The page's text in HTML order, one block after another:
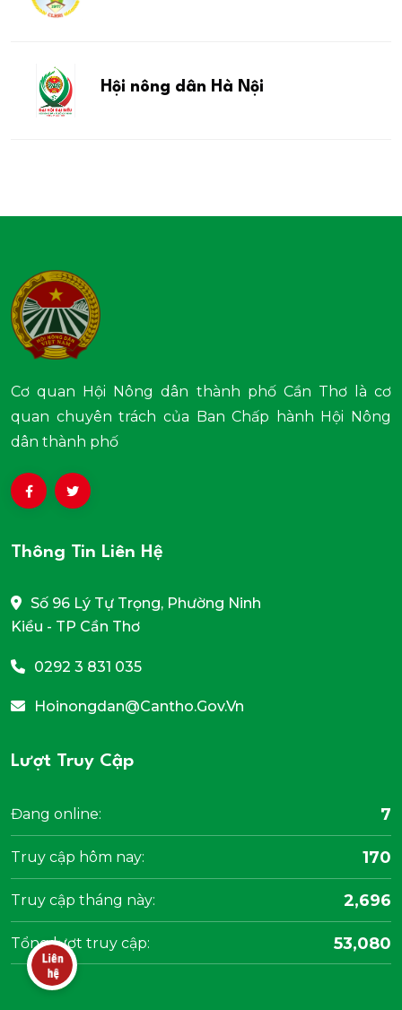
Hội nông dân Hà Nội
Cơ quan Hội Nông dân thành phố Cần Thơ là cơ
quan chuyên trách của Ban Chấp hành Hội Nông
dân thành phố
Thông Tin Liên Hệ
Số 96 Lý Tự Trọng, Phường Ninh
Kiều - TP Cần Thơ
0292 3 831 035
Hoinongdan@cantho.gov.vn
Lượt Truy Cập
Đang online: 7
Truy cập hôm nay: 170
Truy cập tháng này: 2,696
Tổng lượt truy cập: 53,080